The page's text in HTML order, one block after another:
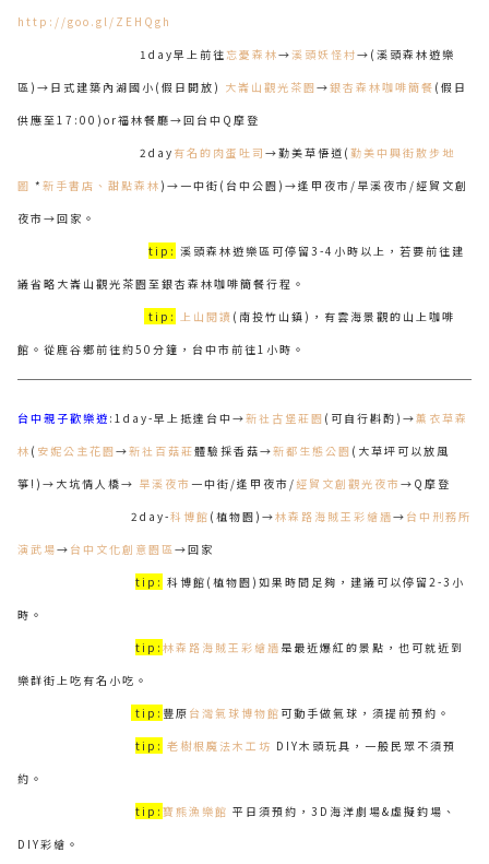
http://goo.gl/ZEHQgh
1day早上前往 忘憂森林→溪頭妖怪村→(溪頭森林遊樂
區)→日式建築內湖國小(假日開放) 大崙山觀光茶園 →銀杏森林咖啡簡餐 (假日
供應至17:00)or福林餐廳→回台中Q摩登
2day 有名的肉蛋吐司 →勤美草悟道( 勤美中興街散步地
圖 * 新手書店、甜點森林 )→一中街(台中公園)→逢甲夜市/旱溪夜市/經貿文創
夜市→回家。
tip: 溪頭森林遊樂區可停留3-4小時以上，若要前往建
議省略大崙山觀光茶園至銀杏森林咖啡簡餐行程。
tip: 上山閱讀 (南投竹山鎮)，有雲海景觀的山上咖啡
館。從鹿谷鄉前往約50分鐘，台中市前往1小時。
台中親子歡樂遊 :1day-早上抵達台中→新社古堡莊園 (可自行斟酌)→薰衣草森
林 ( 安妮公主花園 →新社百菇莊體驗採香菇→新都生態公園 (大草坪可以放風
箏!)→大坑情人橋→ 旱溪夜市 一中街/逢甲夜市/ 經貿文創觀光夜市 →Q摩登
2day-科博館 (植物園)→林森路海賊王彩繪牆→ 台中刑務所
演武場→ 台中文化創意園區→回家
tip: 科博館(植物園)如果時間足夠，建議可以停留2-3小
時。
tip: 林森路海賊王彩繪牆 是最近爆紅的景點，也可就近到
樂群街上吃有名小吃。
tip: 豐原 台灣氣球博物館 可動手做氣球，須提前預約。
tip: 老樹根魔法木工坊 DIY木頭玩具，一般民眾不須預
約。
tip: 寶熊漁樂館 平日須預約，3D海洋劇場&虛擬釣場、
DIY彩繪。